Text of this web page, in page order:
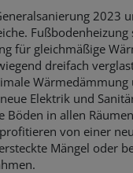
2023
für gleichmäßige
dreifach
Wärmedämmung
Elektrik und
Böden in allen
von einer
Mängel oder